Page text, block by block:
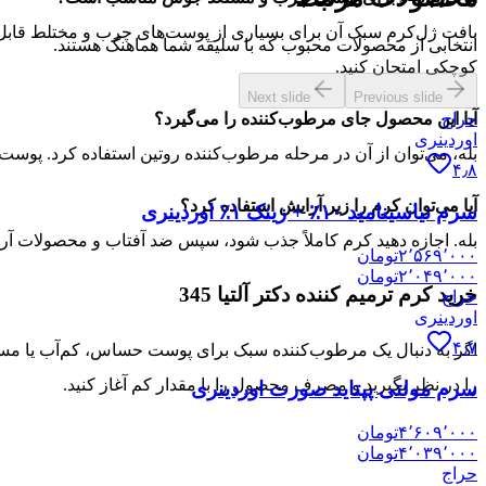
بافت ژل‌کرم سبک آن برای بسیاری از پوست‌های چرب و مختلط
کوچکی امتحان کنید.
آیا این محصول جای مرطوب‌کننده را می‌گیرد؟
بله، می‌توان از آن در مرحله مرطوب‌کننده روتین استفاده کرد.
آیا می‌توان کرم را زیر آرایش استفاده کرد؟
بله. اجازه دهید کرم کاملاً جذب شود، سپس ضد آفتاب و محصولات
خرید کرم ترمیم کننده دکتر آلتیا 345
را در نظر بگیرید و مصرف محصول را با مقدار کم آغاز کنید.
انتخابی از محصولات محبوب که با سلیقه شما هماهنگ هستند.
Previous slide
Next slide
حراج
اوردینری
۴٫۸
سرم نیاسینامید ۱۰٪ + زینک ۱٪ اوردینری
۲٬۵۶۹٬۰۰۰تومان
۲٬۰۴۹٬۰۰۰تومان
حراج
اوردینری
۴٫۷
سرم مولتی پپتاید صورت اوردینری
۴٬۶۰۹٬۰۰۰تومان
۴٬۰۳۹٬۰۰۰تومان
حراج